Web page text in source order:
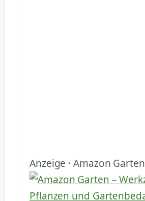
Anzeige · Amazon Garten